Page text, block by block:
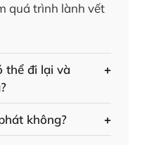
quá trình lành vết
thể đi lại và
không?